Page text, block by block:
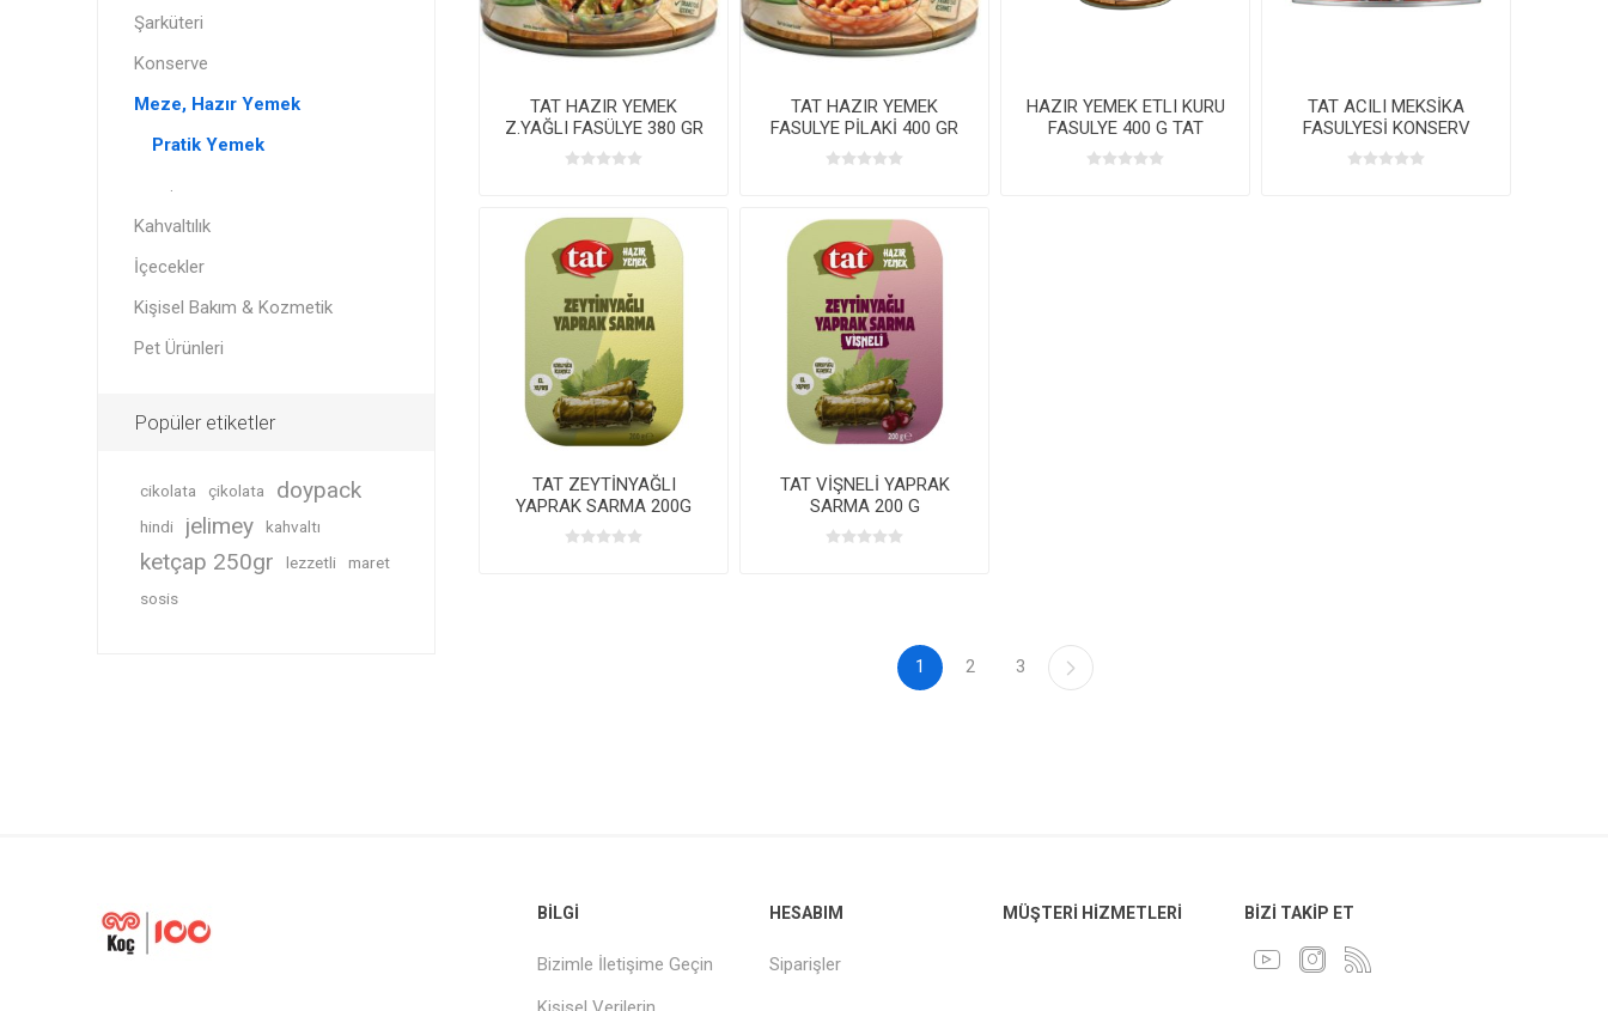
TAT HAZIR YEMEK
Z.YAĞLI FASÜLYE 380 GR
TAT HAZIR YEMEK
FASULYE PİLAKİ 400 GR
HAZIR YEMEK ETLI KURU
FASULYE 400 G TAT
TAT ACILI MEKSİKA
FASULYESİ KONSERV
200G
TAT ZEYTİNYAĞLI
YAPRAK SARMA 200G
TAT VİŞNELİ YAPRAK
SARMA 200 G
1 2 3
Şarküteri
Konserve
Meze, Hazır Yemek
Pratik Yemek
.
Kahvaltılık
İçecekler
Kişisel Bakım & Kozmetik
Pet Ürünleri
Popüler etiketler
cikolata çikolata doypack
hindi jelimey kahvaltı
ketçap 250gr lezzetli
maret
sosis
BILGI
Bizimle İletişime Geçin
HESABIM
Siparişler
MÜŞTERI HIZMETLERI BIZI TAKIP ET